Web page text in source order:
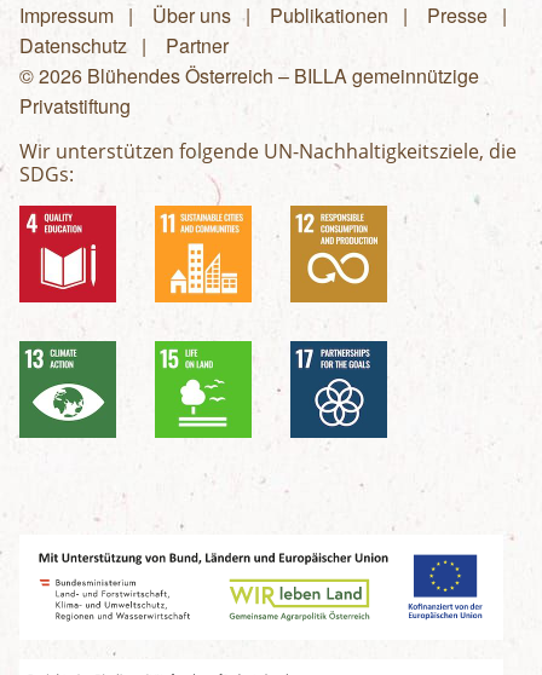
Fußzeilenmenü
Impressum Über uns Publikationen
Presse
Datenschutz
Partner
© 2026 Blühendes Österreich – BILLA gemeinnützige
Privatstiftung
Wir unterstützen folgende UN-Nachhaltigkeitsziele, die
SDGs: